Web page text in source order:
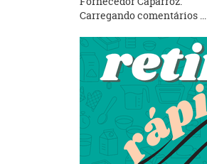
Carregando comentários ...